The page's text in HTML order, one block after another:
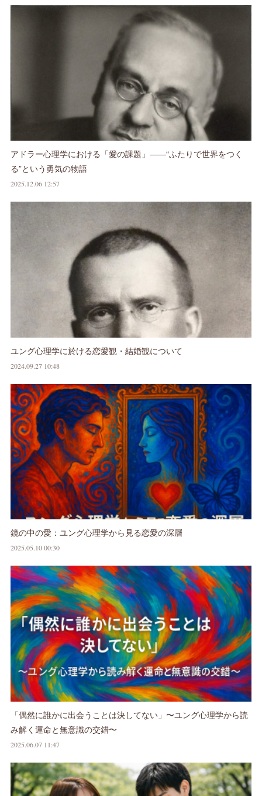
アドラー心理学における「愛の課題」——“ふたりで世界をつく
る”という勇気の物語
2025.12.06 12:57
ユング心理学に於ける恋愛観・結婚観について
2024.09.27 10:48
鏡の中の愛：ユング心理学から見る恋愛の深層
2025.05.10 00:30
「偶然に誰かに出会うことは決してない」〜ユング心理学から読
み解く運命と無意識の交錯〜
2025.06.07 11:47